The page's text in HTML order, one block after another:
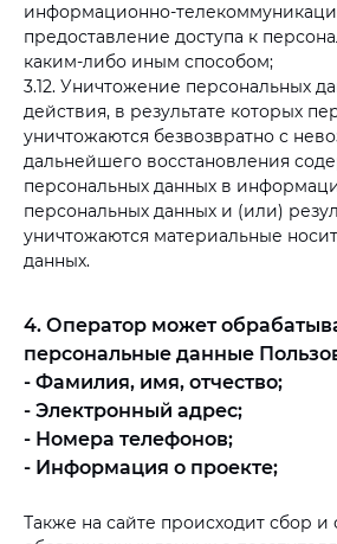
информационно-
предоставление доступа к
каким-либо иным способом;
3.12. Уничтожение персональных
действия, в результате которых
уничтожаются безвозвратно с
дальнейшего восстановления
персональных данных в
персональных данных и (или)
уничтожаются материальные
данных.
4. Оператор может
персональные данные
- Фамилия, имя, отчество;
- Электронный адрес;
- Номера телефонов;
- Информация о проекте;
Также на сайте происходит сбор и